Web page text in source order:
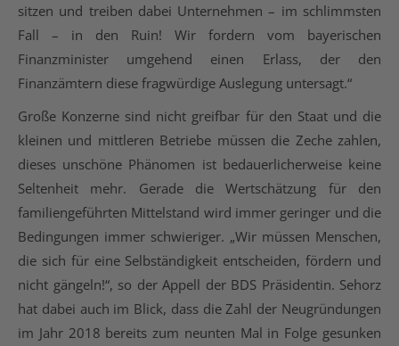
sitzen und treiben dabei Unternehmen – im schlimmsten
Fall – in den Ruin! Wir fordern vom bayerischen
Finanzminister umgehend einen Erlass, der den
Finanzämtern diese fragwürdige Auslegung untersagt.“
Große Konzerne sind nicht greifbar für den Staat und die
kleinen und mittleren Betriebe müssen die Zeche zahlen,
dieses unschöne Phänomen ist bedauerlicherweise keine
Seltenheit mehr. Gerade die Wertschätzung für den
familiengeführten Mittelstand wird immer geringer und die
Bedingungen immer schwieriger. „Wir müssen Menschen,
die sich für eine Selbständigkeit entscheiden, fördern und
nicht gängeln!“, so der Appell der BDS Präsidentin. Sehorz
hat dabei auch im Blick, dass die Zahl der Neugründungen
im Jahr 2018 bereits zum neunten Mal in Folge gesunken